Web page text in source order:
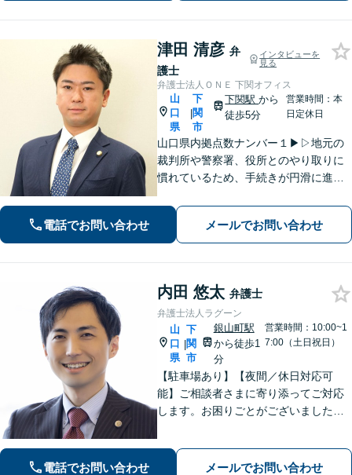
津田 清彦 弁
護士
インタビューを
見る
弁護士法人ＯＮＥ 下関オフィス
山
口
県
|
下
関
市
下関駅から
徒歩5分
営業時間：本
日定休日
山口県内拠点数ナンバー１▶︎▷地元の
裁判所や警察署、役所とのやり取りに
慣れているため、手続きが円滑に進み
ことで、仕事帰りや急な事態でも相談
に行きやすくなります。法律トラブル
は「地域密着」の当事務所にご相談く
ださい。
電話でお問い合わせ メールでお問い合わせ
内田 悠太 弁護士
弁護士法人ラグーン
山
口
県
|
下
関
市
銀山町駅
から徒歩1
分
営業時間：10:00~1
7:00（土日祝日）
【駐車場あり】【夜間／休日対応可
能】ご相談者さまに寄り添ってご対応
します。お困りごとがございましたら
電話でお問い合わせ メールでお問い合わせ